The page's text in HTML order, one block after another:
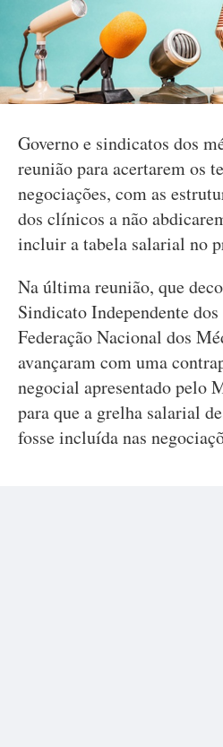
Governo e sindicatos dos
reunião para acertarem os
negociações, com as
dos clínicos a não
incluir a tabela salarial no
Na última reunião, que
Sindicato Independente
Federação Nacional dos
avançaram com uma
negocial apresentado pelo
para que a grelha salarial
fosse incluída nas